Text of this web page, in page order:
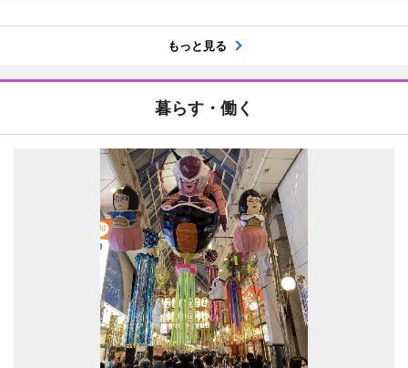
もっと見る
暮らす・働く